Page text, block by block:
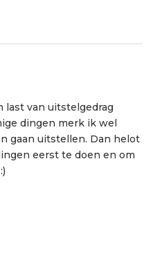
last van uitstelgedrag
dingen merk ik wel
gaan uitstellen. Dan helot
eerst te doen en om